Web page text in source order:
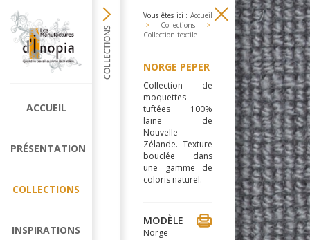
ACCUEIL
PRÉSENTATION
COLLECTIONS
INSPIRATIONS
Vous êtes ici : Accueil
>
Collections
>
Collection textile
NORGE PEPER
Collection de
moquettes
tuftées 100%
laine de
Nouvelle-
Zélande. Texture
bouclée dans
une gamme de
coloris naturel.
MODÈLE
Norge